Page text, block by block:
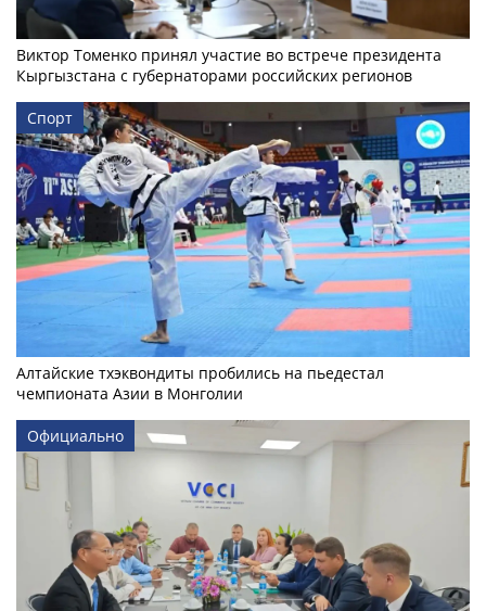
Виктор Томенко принял участие во встрече президента
Кыргызстана с губернаторами российских регионов
Спорт
Алтайские тхэквондиты пробились на пьедестал
чемпионата Азии в Монголии
Официально